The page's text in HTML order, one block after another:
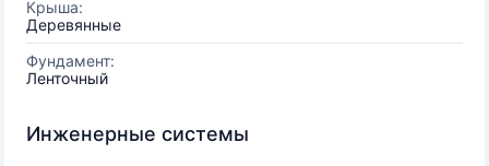
Крыша:
Деревянные
Фундамент:
Ленточный
Инженерные системы